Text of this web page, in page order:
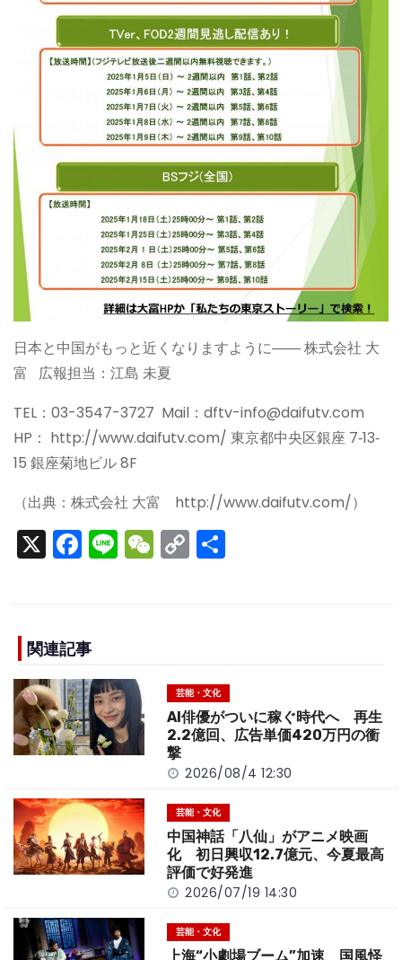
日本と中国がもっと近くなりますように―― 株式会社 大
富 広報担当：江島 未夏
TEL：03-3547-3727 Mail：dftv-info@daifutv.com
HP： http://www.daifutv.com/ 東京都中央区銀座 7‐13‐
15 銀座菊地ビル 8F
（出典：株式会社 大富 http://www.daifutv.com/）
X F
a
e
b
o
o
k
Li
n
W
e
C
o
n
k
関連記事
芸能・文化
AI俳優がついに稼ぐ時代へ 再生
2.2億回、広告単価420万円の衝
撃
2026/08/4 12:30
芸能・文化
中国神話「八仙」がアニメ映画
化 初日興収12.7億元、今夏最高
評価で好発進
2026/07/19 14:30
芸能・文化
上海“小劇場ブーム”加速 国風怪